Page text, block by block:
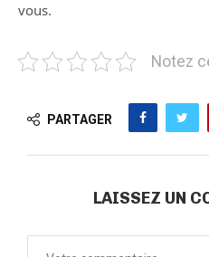
vous.
Notez
PARTAGER
LAISSEZ UN